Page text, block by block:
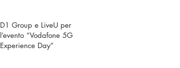
D1 Group e LiveU per
l’evento “Vodafone 5G
Experience Day”